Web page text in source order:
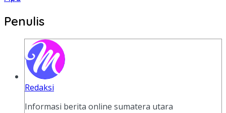
Penulis
Redaksi
Informasi berita online sumatera utara